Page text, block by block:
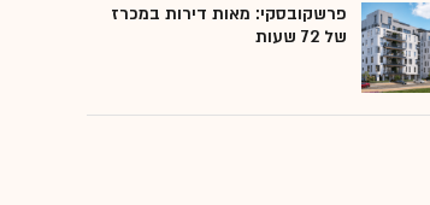
פרשקובסקי: מאות דירות במכרז
של 72 שעות